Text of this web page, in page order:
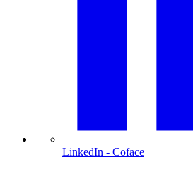
LinkedIn - Coface